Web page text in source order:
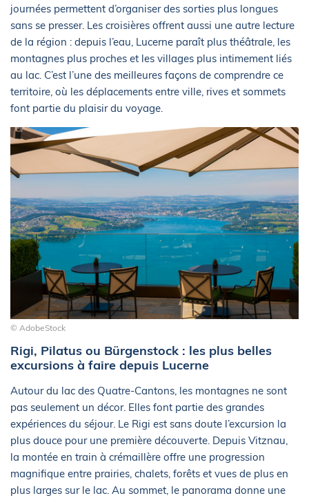
journées permettent d’organiser des sorties plus longues
sans se presser. Les croisières offrent aussi une autre lecture
de la région : depuis l’eau, Lucerne paraît plus théâtrale, les
montagnes plus proches et les villages plus intimement liés
au lac. C’est l’une des meilleures façons de comprendre ce
territoire, où les déplacements entre ville, rives et sommets
font partie du plaisir du voyage.
© AdobeStock
Rigi, Pilatus ou Bürgenstock : les plus belles
excursions à faire depuis Lucerne
Autour du lac des Quatre-Cantons, les montagnes ne sont
pas seulement un décor. Elles font partie des grandes
expériences du séjour. Le Rigi est sans doute l’excursion la
plus douce pour une première découverte. Depuis Vitznau,
la montée en train à crémaillère offre une progression
magnifique entre prairies, chalets, forêts et vues de plus en
plus larges sur le lac. Au sommet, le panorama donne une